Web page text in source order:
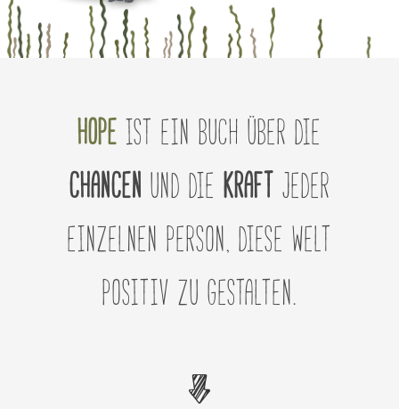
HOPE ist ein Buch über die
Chancen und die Kraft jeder
einzelnen Person, diese Welt
positiv zu gestalten.